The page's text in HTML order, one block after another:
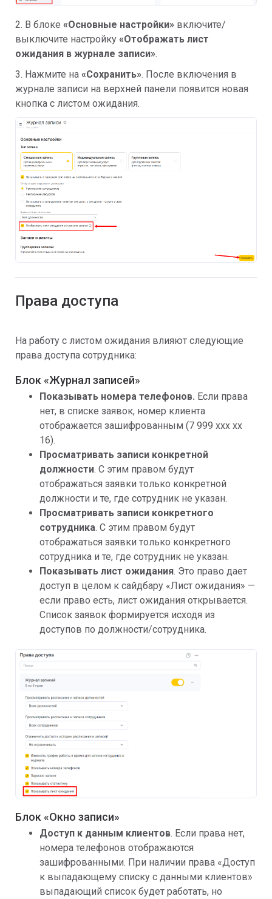
2. В блоке «Основные настройки» включите/
выключите настройку «Отображать лист
ожидания в журнале записи».
3. Нажмите на «Сохранить». После включения в
журнале записи на верхней панели появится новая
кнопка с листом ожидания.
Права доступа
На работу с листом ожидания влияют следующие
права доступа сотрудника:
Блок «Журнал записей»
Показывать номера телефонов. Если права
нет, в списке заявок, номер клиента
отображается зашифрованным (7 999 ххх хх
16).
Просматривать записи конкретной
должности. С этим правом будут
отображаться заявки только конкретной
должности и те, где сотрудник не указан.
Просматривать записи конкретного
сотрудника. С этим правом будут
отображаться заявки только конкретного
сотрудника и те, где сотрудник не указан.
Показывать лист ожидания. Это право дает
доступ в целом к сайдбару «Лист ожидания» —
если право есть, лист ожидания открывается.
Список заявок формируется исходя из
доступов по должности/сотрудника.
Блок «Окно записи»
Доступ к данным клиентов. Если права нет,
номера телефонов отображаются
зашифрованными. При наличии права «Доступ
к выпадающему списку с данными клиентов»
выпадающий список будет работать, но